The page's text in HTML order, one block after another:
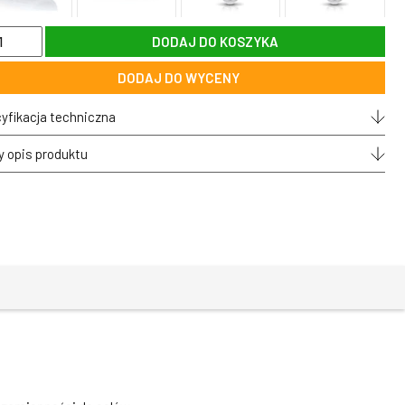
DODAJ DO KOSZYKA
DODAJ DO WYCENY
techniczna
opis produktu